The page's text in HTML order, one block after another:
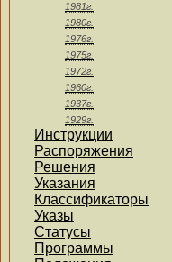
1981г.
1980г.
1976г.
1975г.
1972г.
1960г.
1937г.
1929г.
Инструкции
Распоряжения
Решения
Указания
Классификаторы
Указы
Статусы
Программы